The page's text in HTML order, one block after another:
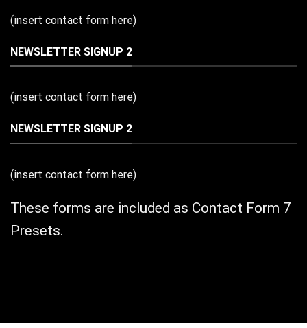
(insert contact form here)
NEWSLETTER SIGNUP 2
(insert contact form here)
NEWSLETTER SIGNUP 2
(insert contact form here)
These forms are included as Contact Form 7
Presets.